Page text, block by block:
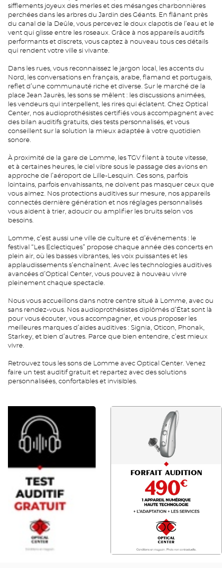
sifflements joyeux des merles et des mésanges charbonnières
perchées dans les arbres du Jardin des Géants. En flânant près
du canal de la Deûle, vous percevez le doux clapotis de l’eau et le
vent qui glisse entre les roseaux. Grâce à nos appareils auditifs
performants et discrets, vous captez à nouveau tous ces détails
qui rendent votre ville si vivante.
Dans les rues, vous reconnaissez le jargon local, les accents du
Nord, les conversations en français, arabe, flamand et portugais,
reflet d’une communauté riche et diverse. Sur le marché de la
place Jean Jaurès, les sons se mêlent : les discussions animées,
les vendeurs qui interpellent, les rires qui éclatent. Chez Optical
Center, nos audioprothésistes certifiés vous accompagnent avec
des bilan auditifs gratuits, des tests personnalisés, et vous
conseillent sur la solution la mieux adaptée à votre quotidien
sonore.
À proximité de la gare de Lomme, les TGV filent à toute vitesse,
et à certaines heures, le ciel vibre sous le passage des avions en
approche de l’aéroport de Lille-Lesquin. Ces sons, parfois
lointains, parfois envahissants, ne doivent pas masquer ceux que
vous aimez. Nos protections auditives sur mesure, nos appareils
connectés dernière génération et nos réglages personnalisés
vous aident à trier, adoucir ou amplifier les bruits selon vos
besoins.
Lomme, c’est aussi une ville de culture et d’événements : le
festival “Les Eclectiques” propose chaque année des concerts en
plein air, où les basses vibrantes, les voix puissantes et les
applaudissements s’enchaînent. Avec les technologies auditives
avancées d’Optical Center, vous pouvez à nouveau vivre
pleinement chaque spectacle.
Nous vous accueillons dans notre centre situé à Lomme, avec ou
sans rendez-vous. Nos audioprothésistes diplômés d’État sont là
pour vous écouter, vous accompagner, et vous proposer les
meilleures marques d’aides auditives : Signia, Oticon, Phonak,
Starkey, et bien d’autres. Parce que bien entendre, c’est mieux
vivre.
Retrouvez tous les sons de Lomme avec Optical Center. Venez
faire un test auditif gratuit et repartez avec des solutions
personnalisées, confortables et invisibles.
AUDIO